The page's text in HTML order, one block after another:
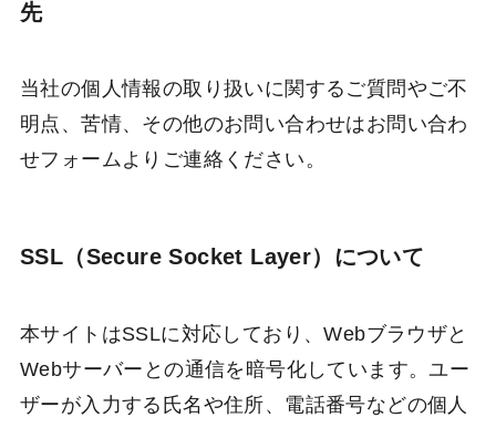
先
当社の個人情報の取り扱いに関するご質問やご不
明点、苦情、その他のお問い合わせはお問い合わ
せフォームよりご連絡ください。
SSL（Secure Socket Layer）について
本サイトはSSLに対応しており、Webブラウザと
Webサーバーとの通信を暗号化しています。ユー
ザーが入力する氏名や住所、電話番号などの個人